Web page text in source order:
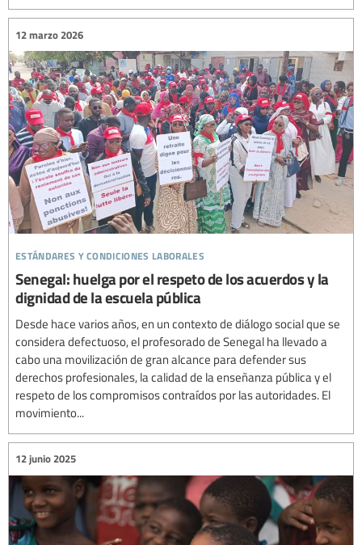
estándares y condiciones laborales
12 marzo 2026
Senegal: huelga por el respeto de los acuerdos y la
dignidad de la escuela pública
Desde hace varios años, en un contexto de diálogo social que se
considera defectuoso, el profesorado de Senegal ha llevado a
cabo una movilización de gran alcance para defender sus
derechos profesionales, la calidad de la enseñanza pública y el
respeto de los compromisos contraídos por las autoridades. El
movimiento...
12 junio 2025